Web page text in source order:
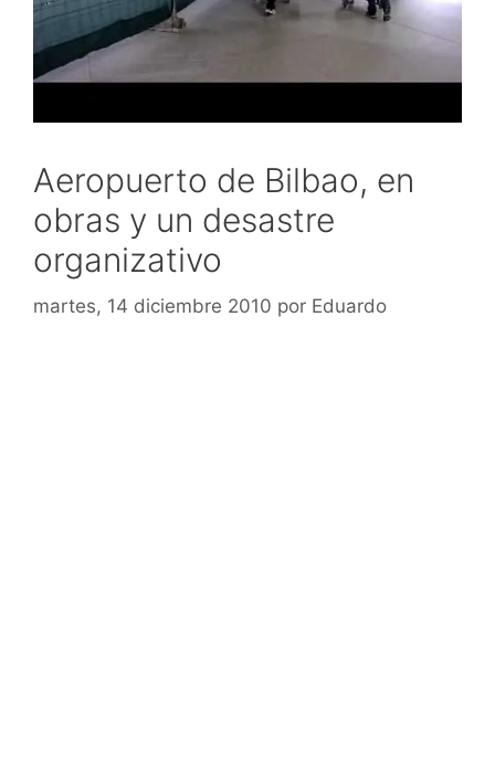
Aeropuerto de Bilbao, en
obras y un desastre
organizativo
martes, 14 diciembre 2010 por Eduardo